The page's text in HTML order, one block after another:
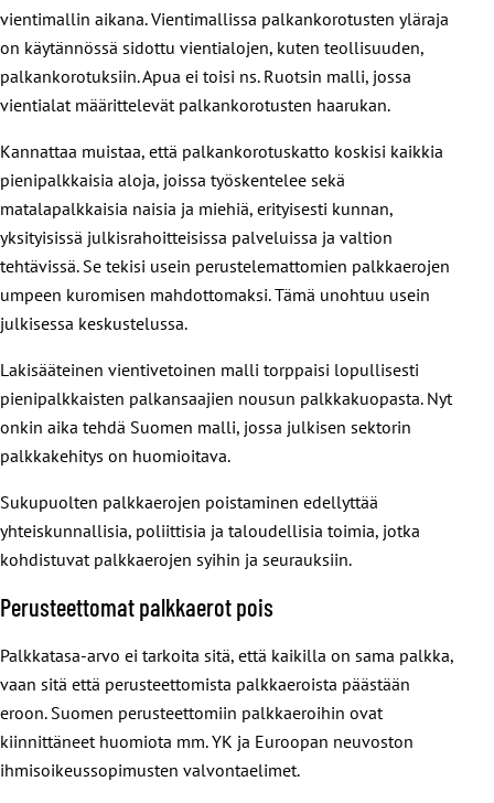
vientimallin aikana. Vientimallissa palkankorotusten yläraja
on käytännössä sidottu vientialojen, kuten teollisuuden,
palkankorotuksiin. Apua ei toisi ns. Ruotsin malli, jossa
vientialat määrittelevät palkankorotusten haarukan.
Kannattaa muistaa, että palkankorotuskatto koskisi kaikkia
pienipalkkaisia aloja, joissa työskentelee sekä
matalapalkkaisia naisia ja miehiä, erityisesti kunnan,
yksityisissä julkisrahoitteisissa palveluissa ja valtion
tehtävissä. Se tekisi usein perustelemattomien palkkaerojen
umpeen kuromisen mahdottomaksi. Tämä unohtuu usein
julkisessa keskustelussa.
Lakisääteinen vientivetoinen malli torppaisi lopullisesti
pienipalkkaisten palkansaajien nousun palkkakuopasta. Nyt
onkin aika tehdä Suomen malli, jossa julkisen sektorin
palkkakehitys on huomioitava.
Sukupuolten palkkaerojen poistaminen edellyttää
yhteiskunnallisia, poliittisia ja taloudellisia toimia, jotka
kohdistuvat palkkaerojen syihin ja seurauksiin.
Perusteettomat palkkaerot pois
Palkkatasa-arvo ei tarkoita sitä, että kaikilla on sama palkka,
vaan sitä että perusteettomista palkkaeroista päästään
eroon. Suomen perusteettomiin palkkaeroihin ovat
kiinnittäneet huomiota mm. YK ja Euroopan neuvoston
ihmisoikeussopimusten valvontaelimet.